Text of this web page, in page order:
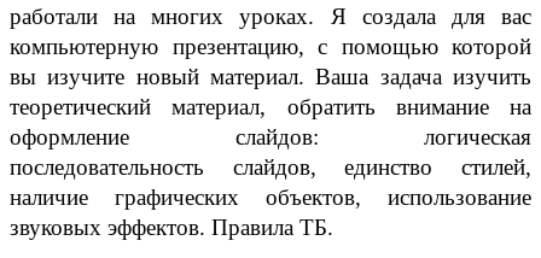
работали на многих уроках. Я создала для вас
компьютерную презентацию, с помощью которой
вы изучите новый материал. Ваша задача изучить
теоретический материал, обратить внимание на
оформление слайдов: логическая
последовательность слайдов, единство стилей,
наличие графических объектов, использование
звуковых эффектов. Правила ТБ.